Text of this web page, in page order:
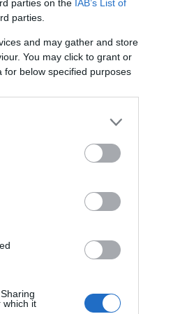
parties on the IAB’s List of
parties.
and may gather and store
You may click to grant or
below specified purposes
which it
ο
είναι
τους
Σε
Νέο
Η
Το